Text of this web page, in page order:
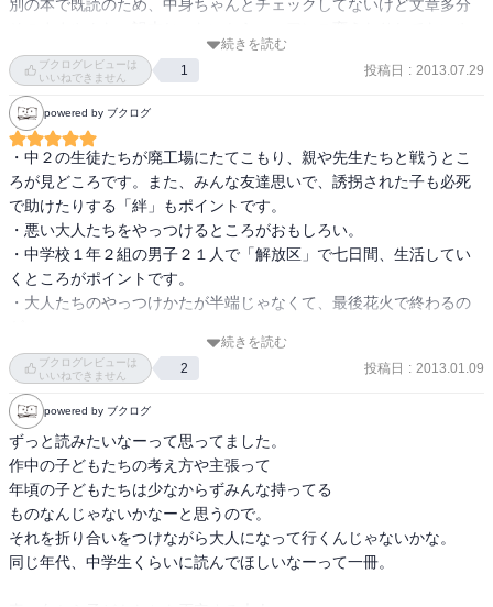
別の本で既読のため、中身ちゃんとチェックしてないけど文章多分
んな？
本の装丁や絵柄を変えることで読み手の幅が広がるという事実にた
だただ感嘆です。
続きを読む
ブクログレビューは
いいねできません
1 投稿日 : 2013.07.29
powered by ブクログ
・中２の生徒たちが廃工場にたてこもり、親や先生たちと戦うとこ
ろが見どころです。また、みんな友達思いで、誘拐された子も必死
で助けたりする「絆」もポイントです。
・悪い大人たちをやっつけるところがおもしろい。
・中学校１年２組の男子２１人で「解放区」で七日間、生活してい
くところがポイントです。
・大人たちのやっつけかたが半端じゃなくて、最後花火で終わるの
・学校から家に帰らず、解放区で大人たちと戦う話です。立体迷路
を作り、体育教師が1人プロレスをして、中学生が実きょうして、テ
レビでも放送するのがおもしろいと思いました。
・大人とたたかうところが、おもしろかったです。
・とても長くて読みがいのある本です。むずかしくないので、ぜひ
読んでみてください。ちなみにぼくは、４日で読み終わりました。
・子どものしてんから大人をえがこうとした本で、今の子どもの不
安をうまくえがいていて、たしかになあと思う本です。高学年にお
すすめです。
・僕らの七日間戦争では、大人たちの命令されずに子供だけの世界
続きを読む
ブクログレビューは
いいねできません
2 投稿日 : 2013.01.09
powered by ブクログ
ずっと読みたいなーって思ってました。
作中の子どもたちの考え方や主張って
年頃の子どもたちは少なからずみんな持ってる
ものなんじゃないかなーと思うので。
それを折り合いをつけながら大人になって行くんじゃないかな。
同じ年代、中学生くらいに読んでほしいなーって一冊。